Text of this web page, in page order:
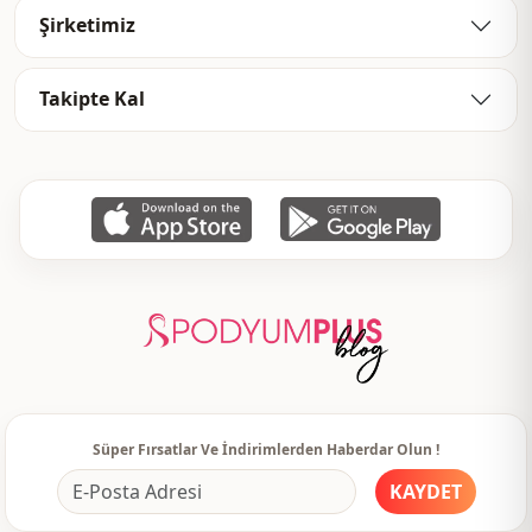
Şirketimiz
Takipte Kal
Süper Fırsatlar Ve İndirimlerden Haberdar Olun !
KAYDET